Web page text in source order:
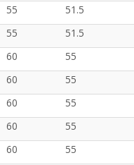
55 51.5
55 51.5
60 55
60 55
60 55
60 55
60 55